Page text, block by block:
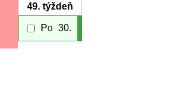
49. týždeň
Po 30.